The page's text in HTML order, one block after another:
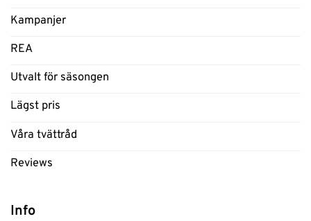
Kampanjer
REA
Utvalt för säsongen
Lägst pris
Våra tvättråd
Reviews
Info